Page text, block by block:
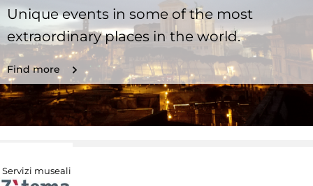
Unique events in some of the most
extraordinary places in the world.
Find more
Servizi museali